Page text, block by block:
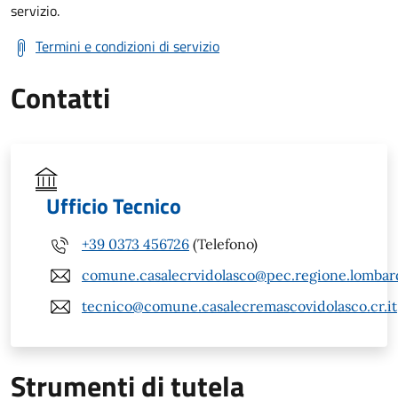
servizio.
Termini e condizioni di servizio
Contatti
Ufficio Tecnico
+39 0373 456726 (Telefono)
tecnico@comune.casalecremascovidolasco.cr.it
Strumenti di tutela